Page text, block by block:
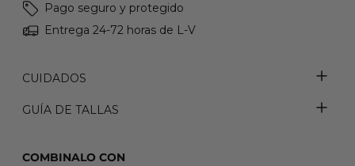
COMBINALO CON
Pago seguro y protegido
Entrega 24-72 horas de L-V
CUIDADOS
GUÍA DE TALLAS